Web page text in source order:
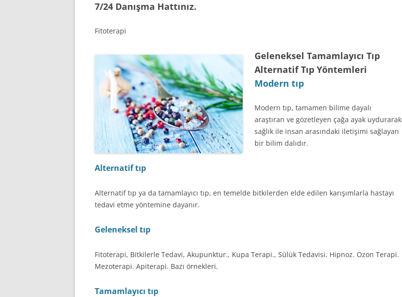
7/24 Danışma Hattınız.
Fitoterapi
Geleneksel Tamamlayıcı Tıp
Alternatif Tıp Yöntemleri
Modern tıp
Modern tıp, tamamen bilime dayalı
araştıran ve gözetleyen çağa ayak uydurarak
sağlık ile insan arasındaki iletişimi sağlayan
bir bilim dalıdır.
Alternatif tıp
Alternatif tıp ya da tamamlayıcı tıp, en temelde bitkilerden elde edilen karışımlarla hastayı
tedavi etme yöntemine dayanır.
Geleneksel tıp
Fitoterapi, Bitkilerle Tedavi, Akupunktur., Kupa Terapi., Sülük Tedavisi. Hipnoz. Ozon Terapi.
Mezoterapi. Apiterapi. Bazı örnekleri.
Tamamlayıcı tıp